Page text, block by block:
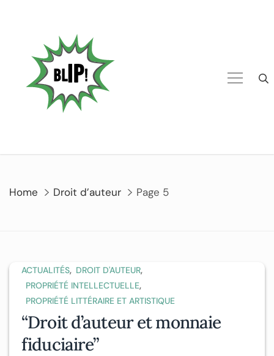
Home Droit d’auteur Page 5
ACTUALITÉS, DROIT D'AUTEUR,
PROPRIÉTÉ INTELLECTUELLE,
PROPRIÉTÉ LITTÉRAIRE ET ARTISTIQUE
“Droit d’auteur et monnaie
fiduciaire”